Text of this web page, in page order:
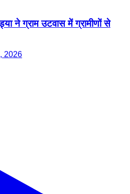
ने ग्राम उटवास में ग्रामीणों से
2026